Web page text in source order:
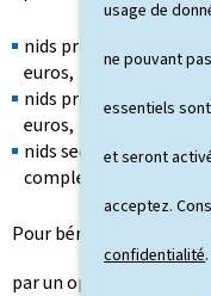
usage de
ne pouvant
essentiels
et seront
acceptez.
confidentialité.
nids primaires en
euros,
nids primaires en
euros,
nids secondaires
complexes): aide
Pour bénéficier de ce
par un opérateur formé